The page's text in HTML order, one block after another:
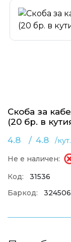
Скоба за
(20 бр. в
4.8
/
4.8 /кут.
Не е наличен:
Код:
31536
Баркод: